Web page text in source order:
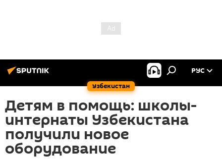
Узбекистан
РУС
Детям в помощь: школы-
интернаты Узбекистана
получили новое
оборудование